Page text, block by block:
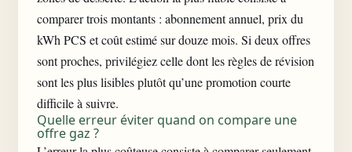
comparer trois montants : abonnement annuel, prix du
kWh PCS et coût estimé sur douze mois. Si deux offres
sont proches, privilégiez celle dont les règles de révision
sont les plus lisibles plutôt qu’une promotion courte
difficile à suivre.
Quelle erreur éviter quand on compare une
offre gaz ?